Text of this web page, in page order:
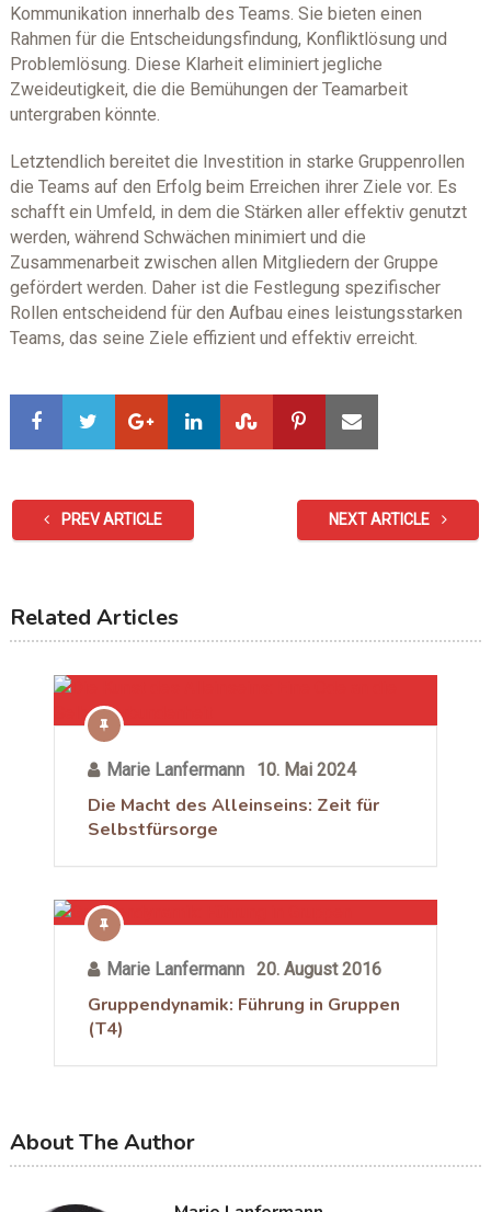
Kommunikation innerhalb des Teams. Sie bieten einen
Rahmen für die Entscheidungsfindung, Konfliktlösung und
Problemlösung. Diese Klarheit eliminiert jegliche
Zweideutigkeit, die die Bemühungen der Teamarbeit
untergraben könnte.
Letztendlich bereitet die Investition in starke Gruppenrollen
die Teams auf den Erfolg beim Erreichen ihrer Ziele vor. Es
schafft ein Umfeld, in dem die Stärken aller effektiv genutzt
werden, während Schwächen minimiert und die
Zusammenarbeit zwischen allen Mitgliedern der Gruppe
gefördert werden. Daher ist die Festlegung spezifischer
Rollen entscheidend für den Aufbau eines leistungsstarken
Teams, das seine Ziele effizient und effektiv erreicht.
PREV ARTICLE NEXT ARTICLE
Related Articles
Marie Lanfermann 10. Mai 2024
Die Macht des Alleinseins: Zeit für
Selbstfürsorge
Marie Lanfermann 20. August 2016
Gruppendynamik: Führung in Gruppen
(T4)
About The Author